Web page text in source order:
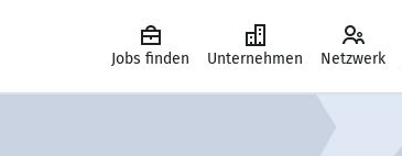
Jobs finden Unternehmen Netzwerk